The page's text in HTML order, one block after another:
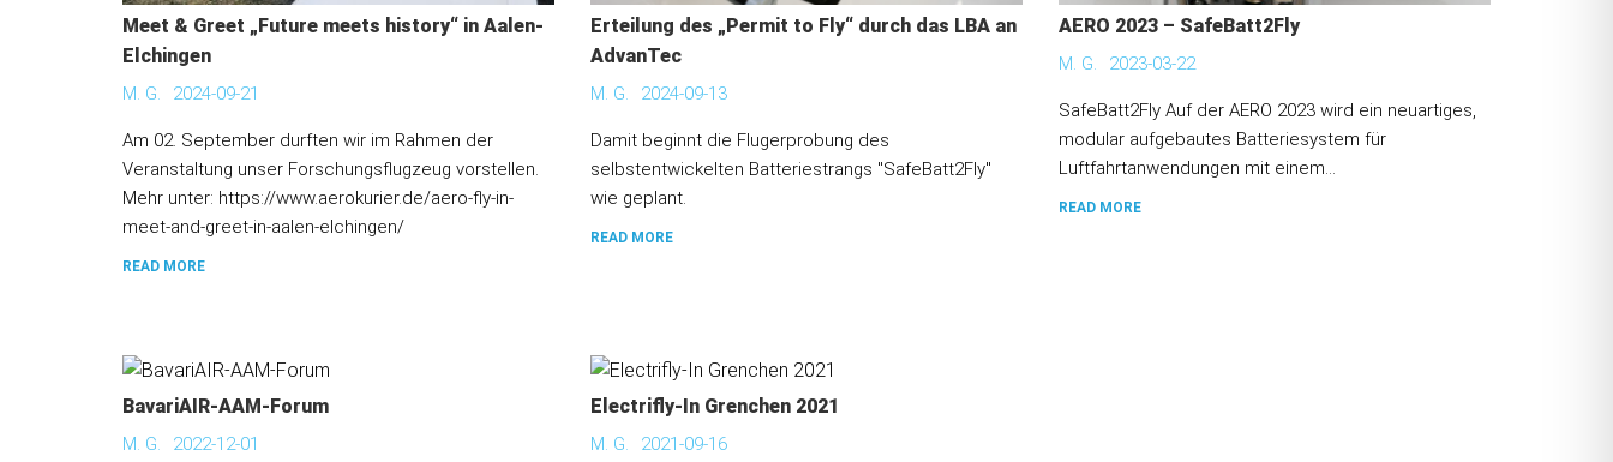
Meet & Greet „Future meets history“ in Aalen-
Elchingen
M. G. 2024-09-21
Am 02. September durften wir im Rahmen der
Veranstaltung unser Forschungsflugzeug vorstellen.
Mehr unter: https://www.aerokurier.de/aero-fly-in-
meet-and-greet-in-aalen-elchingen/
READ MORE
Erteilung des „Permit to Fly“ durch das LBA an
AdvanTec
M. G. 2024-09-13
Damit beginnt die Flugerprobung des
selbstentwickelten Batteriestrangs "SafeBatt2Fly"
wie geplant.
READ MORE
AERO 2023 – SafeBatt2Fly
M. G. 2023-03-22
SafeBatt2Fly Auf der AERO 2023 wird ein neuartiges,
modular aufgebautes Batteriesystem für
Luftfahrtanwendungen mit einem...
READ MORE
BavariAIR-AAM-Forum
M. G. 2022-12-01
Electrifly-In Grenchen 2021
M. G. 2021-09-16